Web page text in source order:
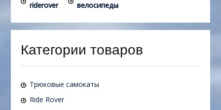
riderover
велосипеды
Категории товаров
Трюковые самокаты
Ride Rover